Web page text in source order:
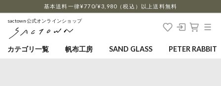
基本送料一律¥770/¥3,980（税込）以上送料無料
sactown公式オンラインショップ
カテゴリ一覧 帆布工房 SAND GLASS PETER RABBIT